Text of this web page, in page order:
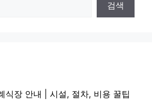
검색
식장 안내 | 시설, 절차, 비용 꿀팁